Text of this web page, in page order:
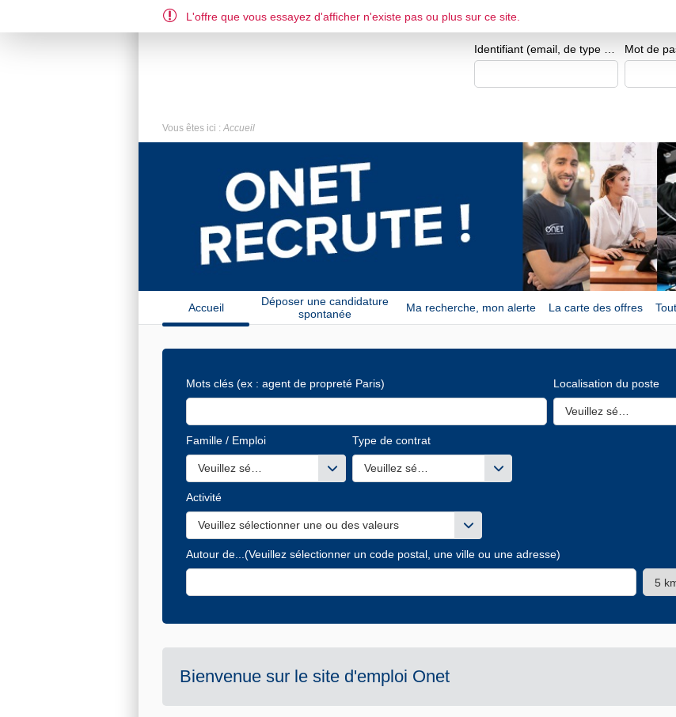
FR US ESPACE CANDIDAT
Mot de
Vous êtes ici : Accueil
Accueil
Déposer une candidature
spontanée
Ma recherche, mon alerte La carte des offres
Mots clés (ex : agent de propreté Paris) Localisation du poste
Veuillez sélectionner
Famille / Emploi
Veuillez sélectionner une ou des valeurs
Type de contrat
Veuillez sélectionner une ou des valeurs
Activité
Veuillez sélectionner une ou des valeurs
Autour de...(Veuillez sélectionner un code postal, une ville ou une adresse)
L'offre que vous essayez d'afficher n'existe pas ou plus sur ce site.
Bienvenue sur le site d'emploi Onet